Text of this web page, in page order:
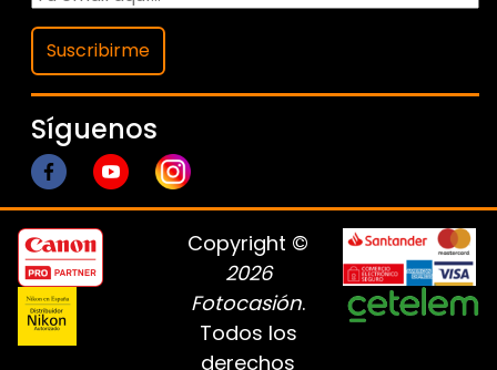
Suscribirme
Síguenos
Copyright ©
2026
Fotocasión.
Todos los
derechos